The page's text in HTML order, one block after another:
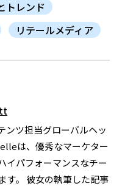
トレンド
リテールメディア
ンツ担当グローバルヘッ
は、優秀なマーケター
イパフォーマンスなチー
す。 彼女の執筆した記事